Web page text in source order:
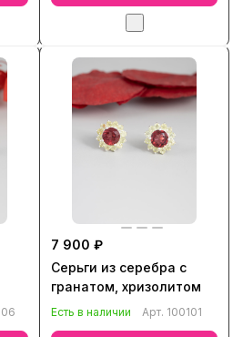
7 900 ₽
Серьги из серебра с
гранатом, хризолитом
Есть в наличии Арт. 100101